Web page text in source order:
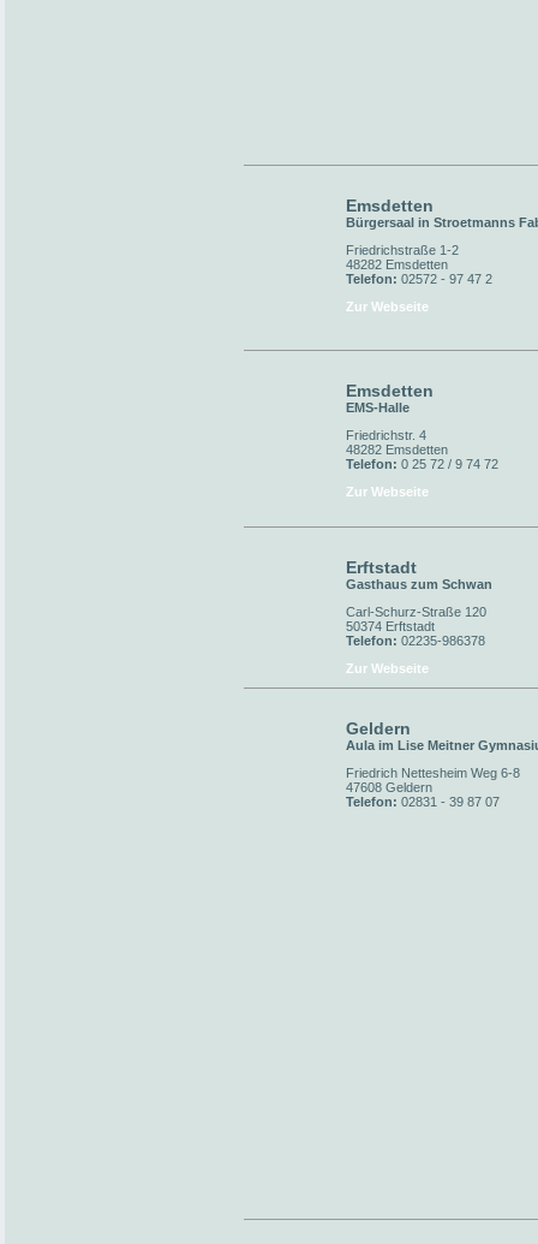
Emsdetten
Bürgersaal in Stroetmanns
Friedrichstraße 1-2
48282 Emsdetten
Telefon: 02572 - 97 47 2
Zur Webseite
Emsdetten
EMS-Halle
Friedrichstr. 4
48282 Emsdetten
Telefon: 0 25 72 / 9 74 72
Zur Webseite
Erftstadt
Gasthaus zum Schwan
Carl-Schurz-Straße 120
50374 Erftstadt
Telefon: 02235-986378
Zur Webseite
Geldern
Aula im Lise Meitner
Friedrich Nettesheim Weg 6-8
47608 Geldern
Telefon: 02831 - 39 87 07